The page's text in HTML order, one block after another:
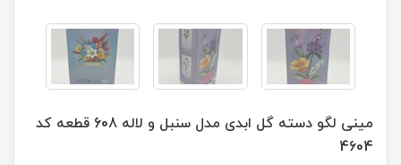
مینی لگو دسته گل ابدی مدل سنبل و لاله 608 قطعه کد
4604